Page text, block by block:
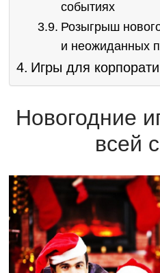
событиях
Розыгрыш
и неожиданных
Игры для
Новогодние
всей